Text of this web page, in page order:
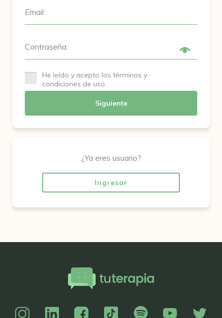
Email:
Contraseña:
He leído y acepto los términos y
condiciones de uso
Siguiente
¿Ya eres usuario?
Ingresar